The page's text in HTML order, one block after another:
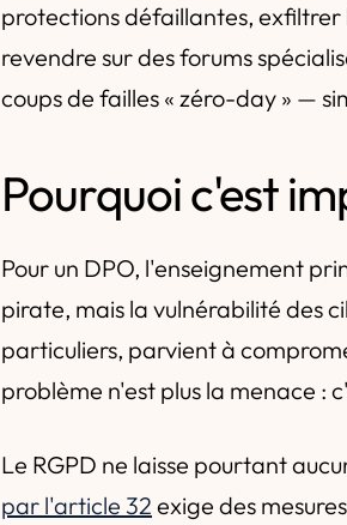
protections défaillantes, exfiltrer
revendre sur des forums
coups de failles « zéro-day » —
Pourquoi c'est
Pour un DPO, l'enseignement
pirate, mais la vulnérabilité des
particuliers, parvient à
problème n'est plus la menace :
Le RGPD ne laisse pourtant
par l'article 32 exige des